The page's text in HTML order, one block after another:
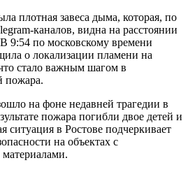
плотная завеса дыма, которая, по
каналов, видна на расстоянии
9:54 по московскому времени
о локализации пламени на
стало важным шагом в
пожара.
на фоне недавней трагедии в
пожара погибли двое детей и
ситуация в Ростове подчеркивает
на объектах с